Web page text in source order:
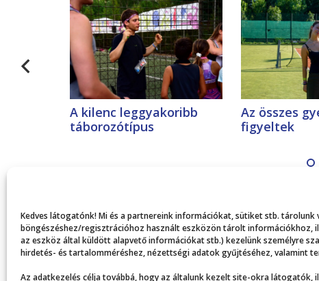
Kedves látogatónk! Mi és a partnereink információkat, sütiket stb. tárolunk
böngészéshez/regisztrációhoz használt eszközön tárolt információkhoz,
az eszköz által küldött alapvető információkat stb.) kezelünk személyre
hirdetés- és tartalomméréshez, nézettségi adatok gyűjtéséhez, valamint
Az adatkezelés célja továbbá, hogy az általunk kezelt site-okra látogatók,
A kilenc leggyakoribb
táborozótípus
Az összes
figyeltek